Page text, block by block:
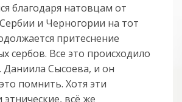
благодаря натовцам от
и Черногории на тот
притеснение
сербов. Все это происходило
Даниила Сысоева, и он
помнить. Хотя эти
всё же